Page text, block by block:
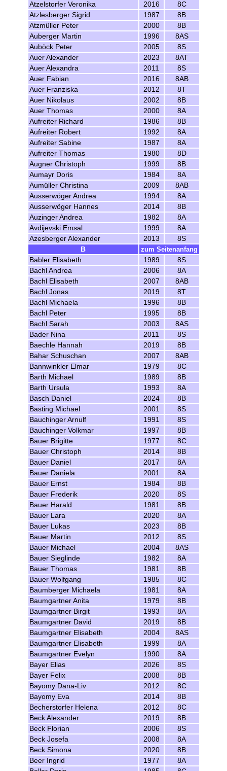
Atzelstorfer Veronika
2016
8C
Atzlesberger Sigrid
1987
8B
Atzmüller Peter
2000
8B
Auberger Martin
1996
8AS
Auböck Peter
2005
8S
Auer Alexander
2023
8AT
Auer Alexandra
2011
8S
Auer Fabian
2016
8AB
Auer Franziska
2012
8T
Auer Nikolaus
2002
8B
Auer Thomas
2000
8A
Aufreiter Richard
1986
8B
Aufreiter Robert
1992
8A
Aufreiter Sabine
1987
8A
Aufreiter Thomas
1980
8D
Augner Christoph
1999
8B
Aumayr Doris
1984
8A
Aumüller Christina
2009
8AB
Ausserwöger Andrea
1994
8A
Ausserwöger Hannes
2014
8B
Auzinger Andrea
1982
8A
Avdijevski Emsal
1999
8A
Azesberger Alexander
2013
8S
B
zum Seitenanfang
Babler Elisabeth
1989
8S
Bachl Andrea
2006
8A
Bachl Elisabeth
2007
8AB
Bachl Jonas
2019
8T
Bachl Michaela
1996
8B
Bachl Peter
1995
8B
Bachl Sarah
2003
8AS
Bader Nina
2011
8S
Baechle Hannah
2019
8B
Bahar Schuschan
2007
8AB
Bannwinkler Elmar
1979
8C
Barth Michael
1989
8B
Barth Ursula
1993
8A
Basch Daniel
2024
8B
Basting Michael
2001
8S
Bauchinger Arnulf
1991
8S
Bauchinger Volkmar
1997
8B
Bauer Brigitte
1977
8C
Bauer Christoph
2014
8B
Bauer Daniel
2017
8A
Bauer Daniela
2001
8A
Bauer Ernst
1984
8B
Bauer Frederik
2020
8S
Bauer Harald
1981
8B
Bauer Lara
2020
8A
Bauer Lukas
2023
8B
Bauer Martin
2012
8S
Bauer Michael
2004
8AS
Bauer Sieglinde
1982
8A
Bauer Thomas
1981
8B
Bauer Wolfgang
1985
8C
Baumberger Michaela
1981
8A
Baumgartner Anita
1979
8B
Baumgartner Birgit
1993
8A
Baumgartner David
2019
8B
Baumgartner Elisabeth
2004
8AS
Baumgartner Elisabeth
1999
8A
Baumgartner Evelyn
1990
8A
Bayer Elias
2026
8S
Bayer Felix
2008
8B
Bayomy Dana-Liv
2012
8C
Bayomy Eva
2014
8B
Becherstorfer Helena
2012
8C
Beck Alexander
2019
8B
Beck Florian
2006
8S
Beck Josefa
2008
8A
Beck Simona
2020
8B
Beer Ingrid
1977
8A